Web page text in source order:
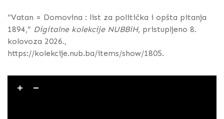
“Vatan = Domovina : list za politička i opšta pitanja
1894,” Digitalne kolekcije NUBBiH, pristupljeno 8.
kolovoza 2026.,
https://kolekcije.nub.ba/items/show/1805.